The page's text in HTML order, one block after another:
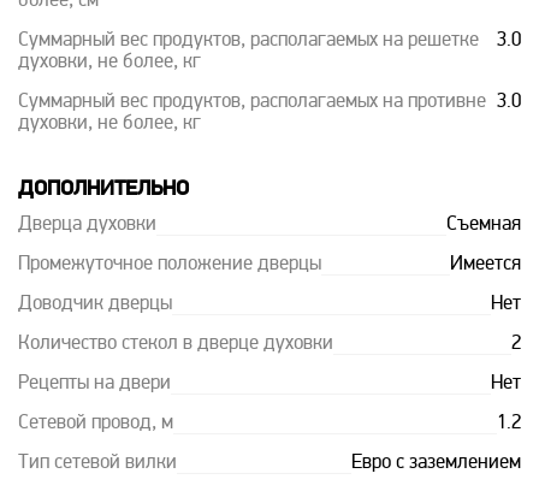
Суммарный вес продуктов, располагаемых на решетке
духовки, не более, кг
3.0
Суммарный вес продуктов, располагаемых на противне
духовки, не более, кг
3.0
ДОПОЛНИТЕЛЬНО
Дверца духовки Съемная
Промежуточное положение дверцы Имеется
Доводчик дверцы Нет
Количество стекол в дверце духовки 2
Рецепты на двери Нет
Сетевой провод, м 1.2
Тип сетевой вилки Евро с заземлением